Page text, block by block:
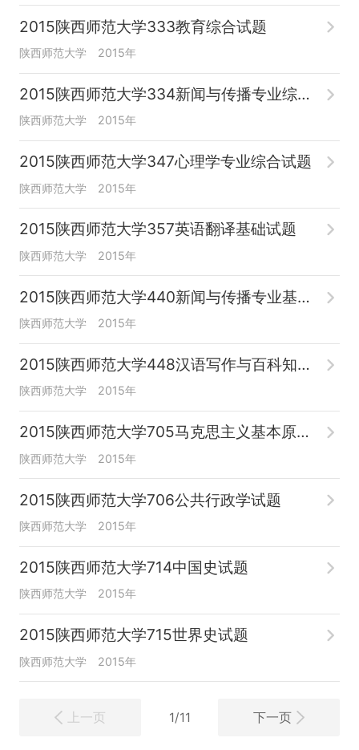
2015陕西师范大学333教育综合试题
陕西师范大学 2015年
2015陕西师范大学334新闻与传播专业综合能力
陕西师范大学 2015年
2015陕西师范大学347心理学专业综合试题
陕西师范大学 2015年
2015陕西师范大学357英语翻译基础试题
陕西师范大学 2015年
2015陕西师范大学440新闻与传播专业基础试题
陕西师范大学 2015年
2015陕西师范大学448汉语写作与百科知识试题
陕西师范大学 2015年
2015陕西师范大学705马克思主义基本原理试题
陕西师范大学 2015年
2015陕西师范大学706公共行政学试题
陕西师范大学 2015年
2015陕西师范大学714中国史试题
陕西师范大学 2015年
2015陕西师范大学715世界史试题
陕西师范大学 2015年
上一页 1/11 下一页